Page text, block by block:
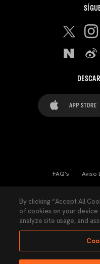
FAQ's Aviso
Ley
By clicking “Accept All
of cookies on your device
analyze site usage, and